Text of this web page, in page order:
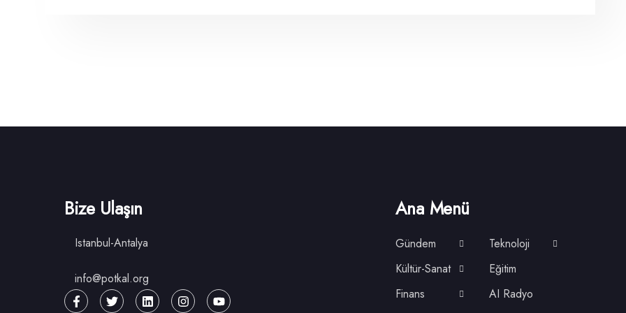
Bize Ulaşın
Istanbul-Antalya
info@potkal.org
Ana Menü
Gündem
Teknoloji
Kültür-Sanat
Eğitim
Finans
AI Radyo